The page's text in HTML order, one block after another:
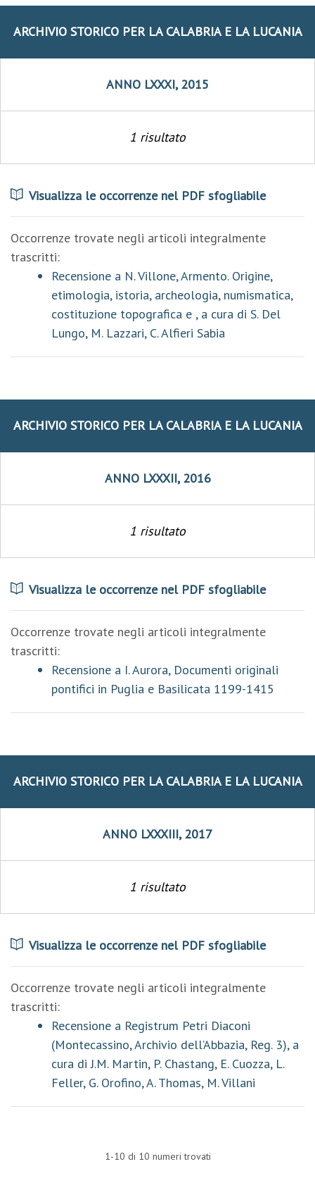
ARCHIVIO STORICO PER LA CALABRIA E LA LUCANIA
ANNO LXXXI, 2015
1 risultato
Visualizza le occorrenze nel PDF sfogliabile
Occorrenze trovate negli articoli integralmente
trascritti:
Recensione a N. Villone, Armento. Origine,
etimologia, istoria, archeologia, numismatica,
costituzione topografica e , a cura di S. Del
Lungo, M. Lazzari, C. Alfieri Sabia
ARCHIVIO STORICO PER LA CALABRIA E LA LUCANIA
ANNO LXXXII, 2016
1 risultato
Visualizza le occorrenze nel PDF sfogliabile
Occorrenze trovate negli articoli integralmente
trascritti:
Recensione a I. Aurora, Documenti originali
pontifici in Puglia e Basilicata 1199-1415
ARCHIVIO STORICO PER LA CALABRIA E LA LUCANIA
ANNO LXXXIII, 2017
1 risultato
Visualizza le occorrenze nel PDF sfogliabile
Occorrenze trovate negli articoli integralmente
trascritti:
Recensione a Registrum Petri Diaconi
(Montecassino, Archivio dell’Abbazia, Reg. 3), a
cura di J.M. Martin, P. Chastang, E. Cuozza, L.
Feller, G. Orofino, A. Thomas, M. Villani
1-10 di 10 numeri trovati